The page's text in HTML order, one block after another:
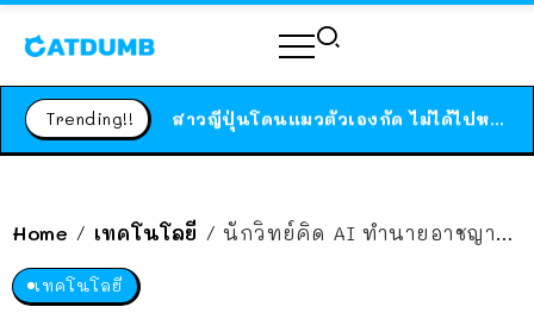
Trending!! ได้เวลาเด็กหนวดรวมตัว RF Online Next เปิดให้เล่นแล้ว เกม Sci-Fi MMORPG ระดับตำนาน เล่นได้ทั้งมือถือและ PC
Home / เทคโนโลยี / นักวิทย์คิด AI ทำนายอาชญากรรมก่อนจะเกิดขึ้น แม่น 80-90% ลั่น ไม่ต้องห่วง ไม่เหมือนในหนังแน่
เทคโนโลยี